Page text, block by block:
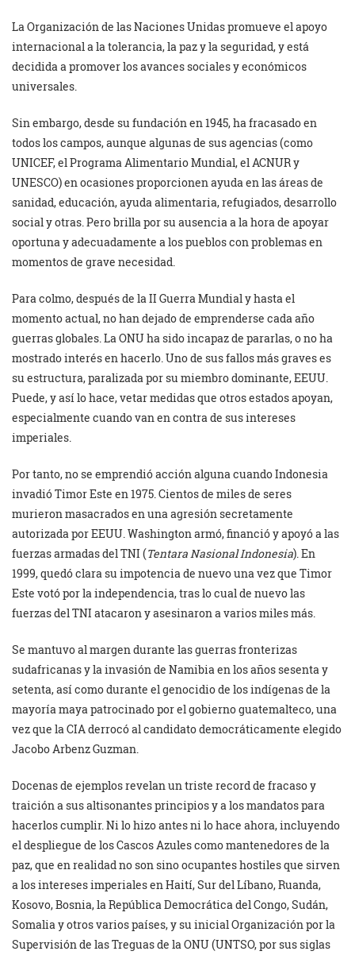
La Organización de las Naciones Unidas promueve el apoyo
internacional a la tolerancia, la paz y la seguridad, y está
decidida a promover los avances sociales y económicos
universales.
Sin embargo, desde su fundación en 1945, ha fracasado en
todos los campos, aunque algunas de sus agencias (como
UNICEF, el Programa Alimentario Mundial, el ACNUR y
UNESCO) en ocasiones proporcionen ayuda en las áreas de
sanidad, educación, ayuda alimentaria, refugiados, desarrollo
social y otras. Pero brilla por su ausencia a la hora de apoyar
oportuna y adecuadamente a los pueblos con problemas en
momentos de grave necesidad.
Para colmo, después de la II Guerra Mundial y hasta el
momento actual, no han dejado de emprenderse cada año
guerras globales. La ONU ha sido incapaz de pararlas, o no ha
mostrado interés en hacerlo. Uno de sus fallos más graves es
su estructura, paralizada por su miembro dominante, EEUU.
Puede, y así lo hace, vetar medidas que otros estados apoyan,
especialmente cuando van en contra de sus intereses
imperiales.
Por tanto, no se emprendió acción alguna cuando Indonesia
invadió Timor Este en 1975. Cientos de miles de seres
murieron masacrados en una agresión secretamente
autorizada por EEUU. Washington armó, financió y apoyó a las
fuerzas armadas del TNI (Tentara Nasional Indonesia). En
1999, quedó clara su impotencia de nuevo una vez que Timor
Este votó por la independencia, tras lo cual de nuevo las
fuerzas del TNI atacaron y asesinaron a varios miles más.
Se mantuvo al margen durante las guerras fronterizas
sudafricanas y la invasión de Namibia en los años sesenta y
setenta, así como durante el genocidio de los indígenas de la
mayoría maya patrocinado por el gobierno guatemalteco, una
vez que la CIA derrocó al candidato democráticamente elegido
Jacobo Arbenz Guzman.
Docenas de ejemplos revelan un triste record de fracaso y
traición a sus altisonantes principios y a los mandatos para
hacerlos cumplir. Ni lo hizo antes ni lo hace ahora, incluyendo
el despliegue de los Cascos Azules como mantenedores de la
paz, que en realidad no son sino ocupantes hostiles que sirven
a los intereses imperiales en Haití, Sur del Líbano, Ruanda,
Kosovo, Bosnia, la República Democrática del Congo, Sudán,
Somalia y otros varios países, y su inicial Organización por la
Supervisión de las Treguas de la ONU (UNTSO, por sus siglas